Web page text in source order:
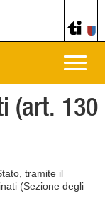
Toggle
(art. 130
tramite il
(Sezione degli